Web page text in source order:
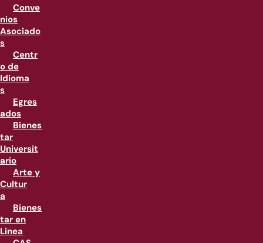
Conve
nios
Asociado
s
Centr
o de
Idioma
s
Egres
ados
Bienes
tar
Universit
ario
Arte y
Cultur
a
Bienes
tar en
Linea